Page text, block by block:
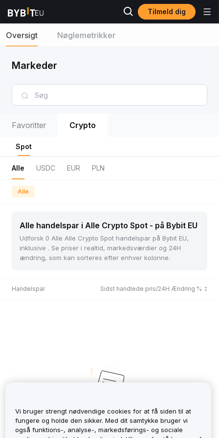
Tilmeld dig
Oversigt Nøglemetrikker
Markeder
Favoritter Crypto
Spot
Alle USDC EUR PLN
Alle
Alle handelspar i Alle Crypto Spot - på Bybit EU
Udforsk 0 Alle Alle Crypto Spot handelspar på Bybit EU,
inklusive . Se priser i realtid, markedsværdier og 24H
ændring, som kan sorteres efter enhver kolonne.
Handelspar Sidst handlede pris/24H Ændring %
No Records
Vi bruger strengt nødvendige cookies for at få siden til at
fungere og holde den sikker. Med dit samtykke bruger vi
også funktions-, analyse-, markedsførings- og sociale